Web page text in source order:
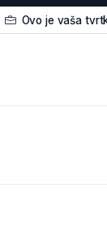
Ovo je vaša